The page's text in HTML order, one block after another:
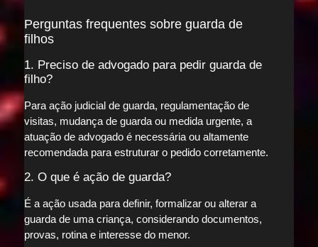
Perguntas frequentes sobre guarda de
filhos
1. Preciso de advogado para pedir guarda de
filho?
Para ação judicial de guarda, regulamentação de
visitas, mudança de guarda ou medida urgente, a
atuação de advogado é necessária ou altamente
recomendada para estruturar o pedido corretamente.
2. O que é ação de guarda?
É a ação usada para definir, formalizar ou alterar a
guarda de uma criança, considerando documentos,
provas, rotina e interesse do menor.